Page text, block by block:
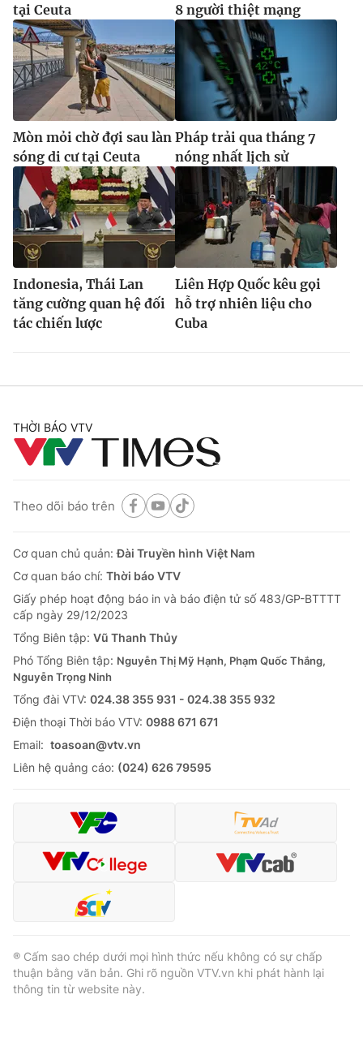
tại Ceuta
8 người thiệt mạng
Mòn mỏi chờ đợi sau làn
sóng di cư tại Ceuta
Pháp trải qua tháng 7
nóng nhất lịch sử
Indonesia, Thái Lan
tăng cường quan hệ đối
tác chiến lược
Liên Hợp Quốc kêu gọi
hỗ trợ nhiên liệu cho
Cuba
THỜI BÁO VTV
Theo dõi báo trên
Cơ quan chủ quản:Đài Truyền hình Việt Nam
Cơ quan báo chí: Thời báo VTV
Giấy phép hoạt động báo in và báo điện tử số 483/GP-BTTTT
cấp ngày 29/12/2023
Tổng Biên tập: Vũ Thanh Thủy
Phó Tổng Biên tập: Nguyễn Thị Mỹ Hạnh, Phạm Quốc Thắng,
Nguyễn Trọng Ninh
Tổng đài VTV: 024.38 355 931 - 024.38 355 932
Ðiện thoại Thời báo VTV: 0988 671 671
Email: toasoan@vtv.vn
Liên hệ quảng cáo: (024) 626 79595
® Cấm sao chép dưới mọi hình thức nếu không có sự chấp
thuận bằng văn bản. Ghi rõ nguồn VTV.vn khi phát hành lại
thông tin từ website này.